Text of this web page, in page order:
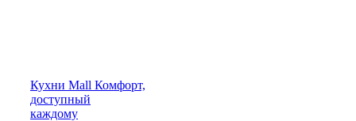
Кухни Mall Комфорт,
доступный
каждому